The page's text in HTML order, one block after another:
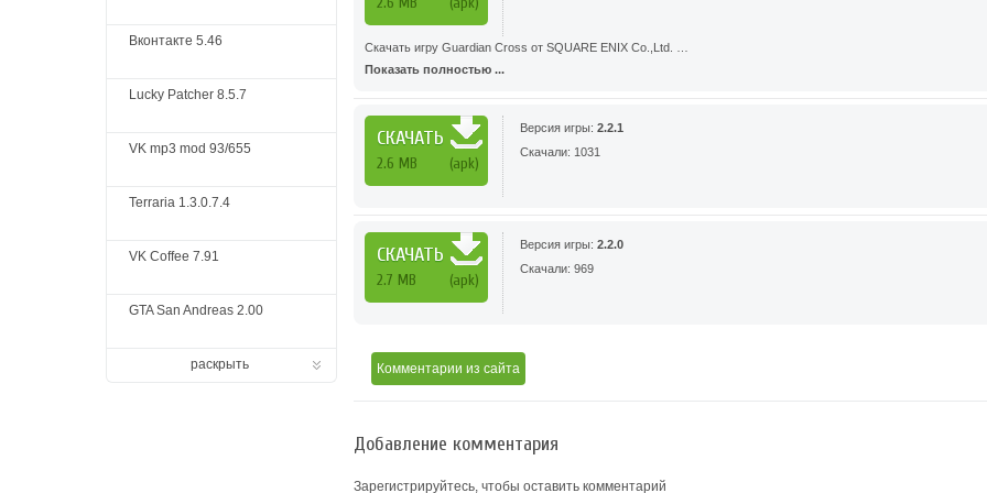
Скачать игру Guardian Cross от SQUARE ENIX Co.,Ltd. …
Показать полностью ...
СКАЧАТЬ
2.6 MB (apk)
Версия игры: 2.2.1
Скачали: 1031
СКАЧАТЬ
2.7 MB (apk)
Версия игры: 2.2.0
Скачали: 969
Комментарии из сайта
Добавление комментария
Зарегистрируйтесь, чтобы оставить комментарий
Вконтакте 5.46
Lucky Patcher 8.5.7
VK mp3 mod 93/655
Terraria 1.3.0.7.4
VK Coffee 7.91
GTA San Andreas 2.00
раскрыть